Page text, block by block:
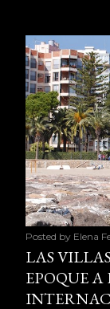
Posted by Elena
LAS
EPOQUE